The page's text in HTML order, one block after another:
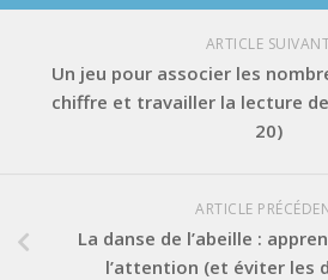
ARTICLE
Un jeu pour associer les
chiffre et travailler la lecture
20)
ARTICLE
La danse de l’abeille :
l’attention (et éviter les